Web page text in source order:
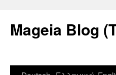
Mageia Blog